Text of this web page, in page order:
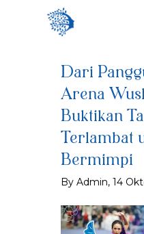
Dari
Arena
Buktikan
Terlambat
Bermimpi
By Admin, 14